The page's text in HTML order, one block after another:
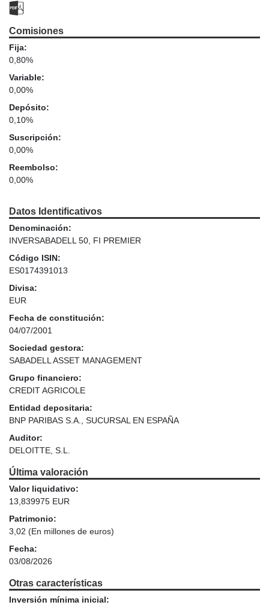
Comisiones
Fija:
0,80%
Variable:
0,00%
Depósito:
0,10%
Suscripción:
0,00%
Reembolso:
0,00%
Datos Identificativos
Denominación:
INVERSABADELL 50, FI PREMIER
Código ISIN:
ES0174391013
Divisa:
EUR
Fecha de constitución:
04/07/2001
Sociedad gestora:
SABADELL ASSET MANAGEMENT
Grupo financiero:
CREDIT AGRICOLE
Entidad depositaria:
BNP PARIBAS S.A., SUCURSAL EN ESPAÑA
Auditor:
DELOITTE, S.L.
Última valoración
Valor liquidativo:
13,839975 EUR
Patrimonio:
3,02 (En millones de euros)
Fecha:
03/08/2026
Otras características
Inversión mínima inicial: